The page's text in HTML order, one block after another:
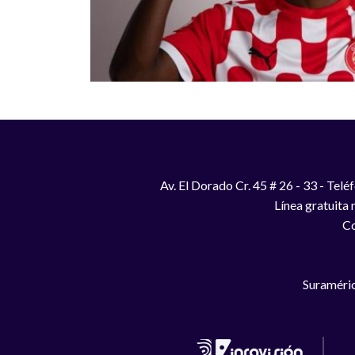
Av. El Dorado Cr. 45 # 26 - 33 -
Línea gratuita